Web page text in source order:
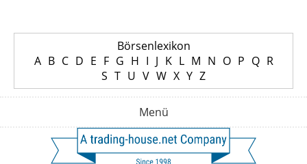
Börsenlexikon
A B C D E F G H I J K L M N O P Q R
S T U V W X Y Z
Menü